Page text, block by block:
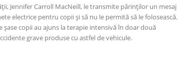
Jennifer Carroll MacNeill, le transmite părinților un mesaj
electrice pentru copii și să nu le permită să le folosească.
copii au ajuns la terapie intensivă în doar două
grave produse cu astfel de vehicule.